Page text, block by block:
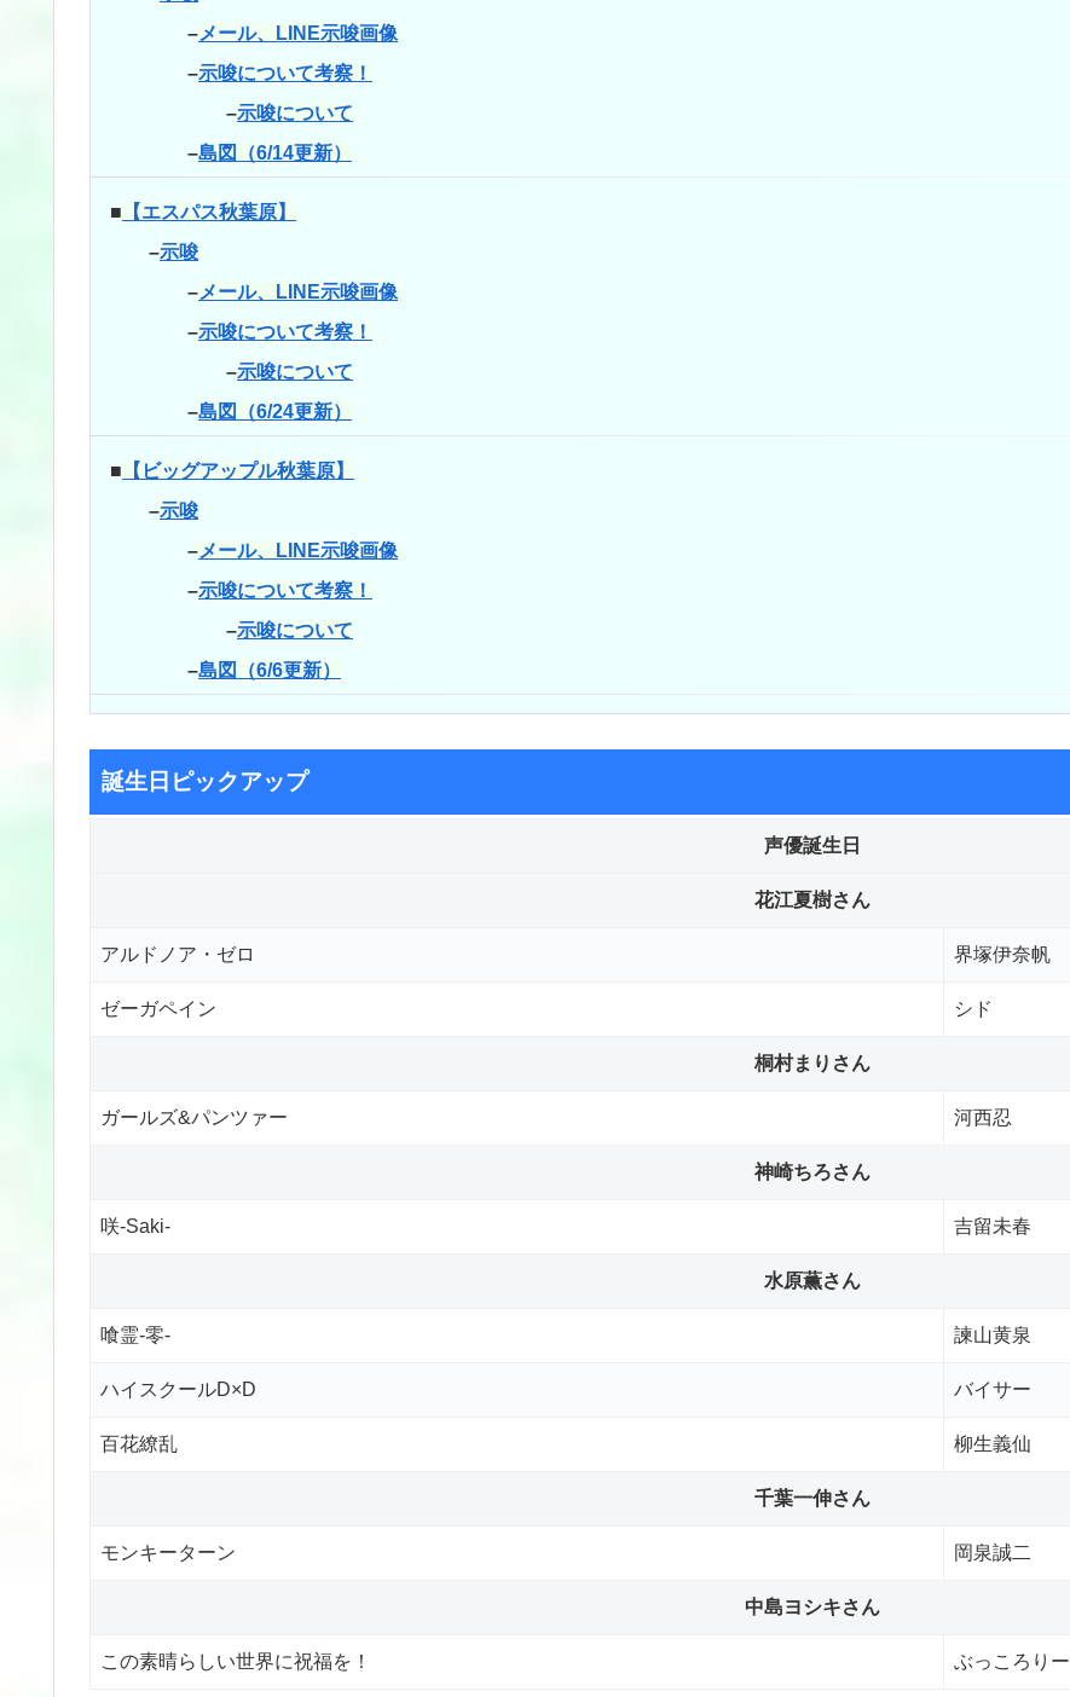
–メール、LINE示唆画像
–示唆について考察！
–示唆について
–島図（6/14更新）
■ 【エスパス秋葉原】
–示唆
–メール、LINE示唆画像
–示唆について考察！
–示唆について
–島図（6/24更新）
■ 【ビッグアップル秋葉原】
–示唆
–メール、LINE示唆画像
–示唆について考察！
–示唆について
–島図（6/6更新）
誕生日ピックアップ
声優誕生日
花江夏樹さん
アルドノア・ゼロ 界塚伊奈帆
ゼーガペイン シド
桐村まりさん
ガールズ&パンツァー 河西忍
神崎ちろさん
咲-Saki- 吉留未春
水原薫さん
喰霊-零- 諫山黄泉
ハイスクールD×D バイサー
百花繚乱 柳生義仙
千葉一伸さん
モンキーターン 岡泉誠二
中島ヨシキさん
この素晴らしい世界に祝福を！ ぶっころりー